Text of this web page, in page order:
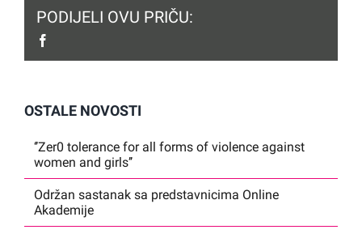
PODIJELI OVU PRIČU:
OSTALE NOVOSTI
‘’Zer0 tolerance for all forms of violence against
women and girls’’
Održan sastanak sa predstavnicima Online
Akademije